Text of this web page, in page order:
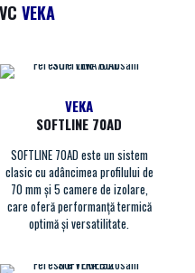
VEKA
VEKA
SOFTLINE 70AD
SOFTLINE 70AD este un sistem
clasic cu adâncimea profilului de
70 mm și 5 camere de izolare,
care oferă performanță termică
optimă și versatilitate.